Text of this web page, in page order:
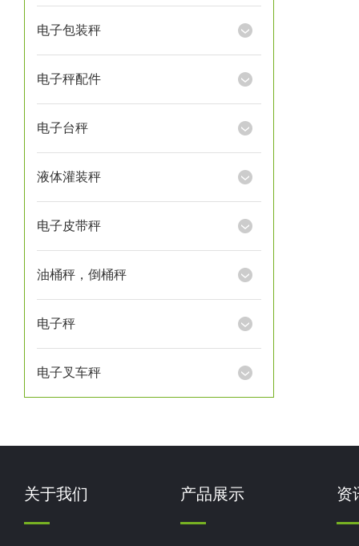
电子包装秤
电子秤配件
电子台秤
液体灌装秤
电子皮带秤
油桶秤，倒桶秤
电子秤
电子叉车秤
关于我们 产品展示 资